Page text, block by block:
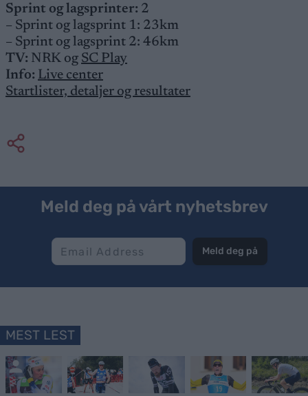
Sprint og lagsprinter: 2
– Sprint og lagsprint 1: 23km
– Sprint og lagsprint 2: 46km
TV: NRK og SC Play
Info: Live center
Startlister, detaljer og resultater
Meld deg på vårt nyhetsbrev
Meld deg på
MEST LEST